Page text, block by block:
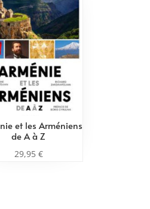
et les Arméniens
de A à Z
29,95 €